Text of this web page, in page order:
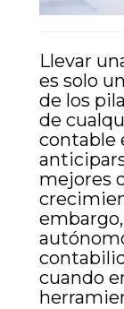
Llevar
es solo
de los
de
contable
mejores
cuando